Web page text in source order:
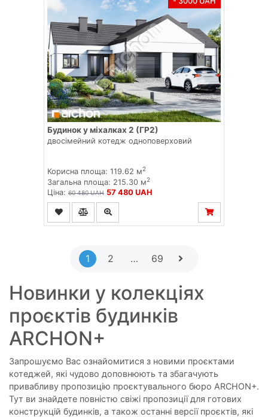
Будинок у міхалках 2 (ГР2)
двосімейний котедж одноповерховий
Корисна площа: 119.62 м2
Загальна площа: 215.30 м2
Ціна: 60 480 UAH 57 480 UAH
1 2 … 69
Новинки у колекціях
проєктів будинків
ARCHON+
Запрошуємо Вас ознайомитися з новими проєктами
котеджей, які чудово доповнюють та збагачують
привабливу пропозицію проєктувального бюро ARCHON+.
Тут ви знайдете повністю свіжі пропозиції для готових
конструкцій будинків, а також останні версії проєктів, які